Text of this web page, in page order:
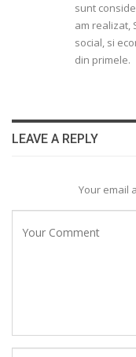
sunt
am realizat,
social, si
din primele.
LEAVE A REPLY
Your email